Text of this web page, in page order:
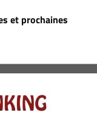
et prochaines